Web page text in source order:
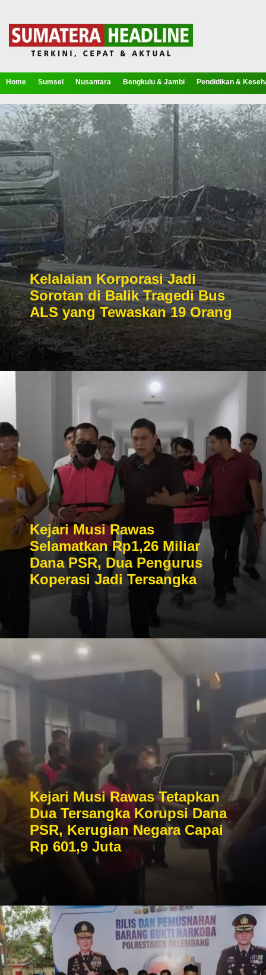
Home Sumsel Nusantara Bengkulu & Jambi Pendidikan &
Kelalaian Korporasi Jadi
Sorotan di Balik Tragedi Bus
ALS yang Tewaskan 19 Orang
Kejari Musi Rawas
Selamatkan Rp1,26 Miliar
Dana PSR, Dua Pengurus
Koperasi Jadi Tersangka
Kejari Musi Rawas Tetapkan
Dua Tersangka Korupsi Dana
PSR, Kerugian Negara Capai
Rp 601,9 Juta